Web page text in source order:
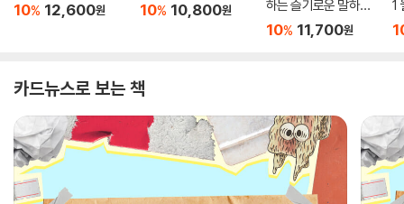
10% 12,600원 10% 10,800원
하는 슬기로운 말하기
사전
10% 11,700원
1
카드뉴스로 보는 책